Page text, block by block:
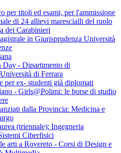
per titoli ed esami, per l'ammissione
di 24 allievi marescialli del ruolo
dei Carabinieri
in Giurisprudenza Università
Day - Dipartimento di
di Ferrara
per ex- studenti già diplomati
- Girls@Polimi: le borse di studio
dalla Provincia: Medicina e
(triennale): Ingegneria
Ciberfisici
arti a Rovereto - Corsi di Design e